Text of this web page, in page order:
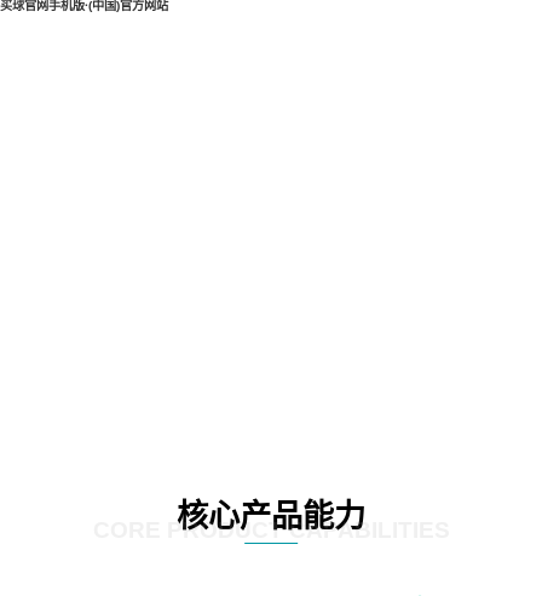
买球官网手机版·(中国)官方网站
核心产品能力
CORE PRODUCT CAPABILITIES